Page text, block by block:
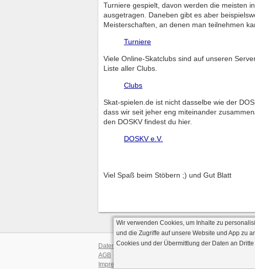
Turniere gespielt, davon werden die meisten
ausgetragen. Daneben gibt es aber
Meisterschaften, an denen man teilnehmen
Turniere
Viele Online-Skatclubs sind auf unseren
Liste aller Clubs.
Clubs
Skat-spielen.de ist nicht dasselbe wie der
dass wir seit jeher eng miteinander
den DOSKV findest du hier.
DOSKV e.V.
Viel Spaß beim Stöbern ;) und Gut Blatt
Datenschutz
AGB
Impressum
· Serverversion:
Wir verwenden Cookies, um Inhalte zu
und die Zugriffe auf unsere Website und App zu
Cookies und der Übermittlung der Daten an